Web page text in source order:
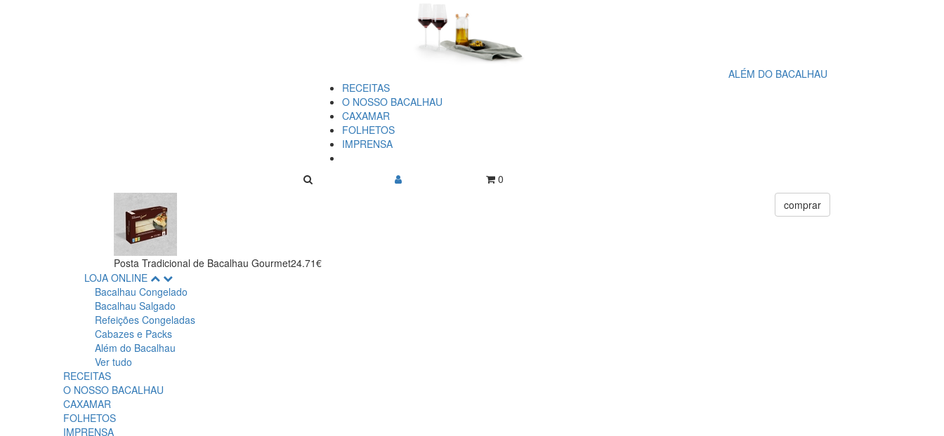
ALÉM DO BACALHAU
RECEITAS
O NOSSO BACALHAU
CAXAMAR
FOLHETOS
IMPRENSA
0
Posta Tradicional de Bacalhau Gourmet24.71€
comprar
LOJA ONLINE
Bacalhau Congelado
Bacalhau Salgado
Refeições Congeladas
Cabazes e Packs
Além do Bacalhau
Ver tudo
RECEITAS
O NOSSO BACALHAU
CAXAMAR
FOLHETOS
IMPRENSA